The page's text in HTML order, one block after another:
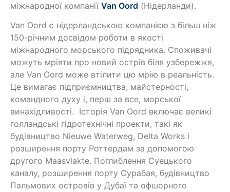
міжнародної компанії Van Oord (Нідерланди).
Van Oord є нідерландською компанією з більш ніж
150-річним досвідом роботи в якості
міжнародного морського підрядника. Споживачі
можуть мріяти про новий острів біля узбережжя,
але Van Oord може втілити цю мрію в реальність.
Це вимагає підприємництва, майстерності,
командного духу і, перш за все, морської
винахідливості. Історія Van Oord включає великі
голландські гідротехнічні проекти, такі як
будівництво Nieuwe Waterweg, Delta Works і
розширення порту Роттердам за допомогою
другого Maasvlakte. Поглиблення Суецького
каналу, розширення порту Сурабая, будівництво
Пальмових островів у Дубаї та офшорного